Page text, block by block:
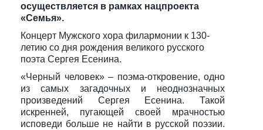
осуществляется в рамках нацпроекта
«Семья».
Концерт Мужского хора филармонии к 130-
летию со дня рождения великого русского
поэта Сергея Есенина.
«Черный человек» – поэма-откровение, одно
из самых загадочных и неоднозначных
произведений Сергея Есенина. Такой
искренней, пугающей своей мрачностью
исповеди больше не найти в русской поэзии.